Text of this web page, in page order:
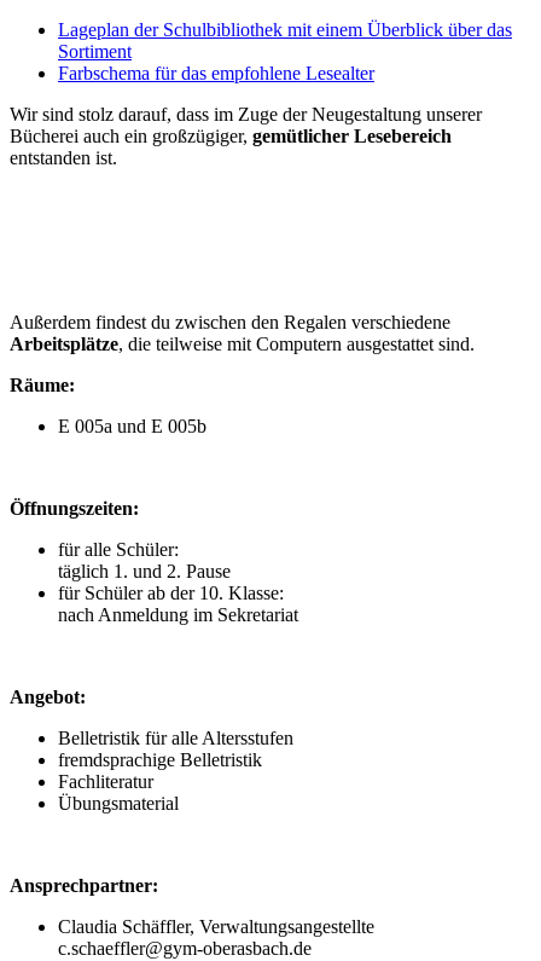
Lageplan der Schulbibliothek mit einem Überblick über das
Sortiment
Farbschema für das empfohlene Lesealter
Wir sind stolz darauf, dass im Zuge der Neugestaltung unserer
Bücherei auch ein großzügiger, gemütlicher Lesebereich
entstanden ist.
Außerdem findest du zwischen den Regalen verschiedene
Arbeitsplätze, die teilweise mit Computern ausgestattet sind.
Räume:
E 005a und E 005b
Öffnungszeiten:
für alle Schüler:
täglich 1. und 2. Pause
für Schüler ab der 10. Klasse:
nach Anmeldung im Sekretariat
Angebot:
Belletristik für alle Altersstufen
fremdsprachige Belletristik
Fachliteratur
Übungsmaterial
Ansprechpartner:
Claudia Schäffler, Verwaltungsangestellte
c.schaeffler@gym-oberasbach.de